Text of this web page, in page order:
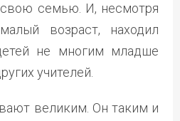
семью. И, несмотря
возраст, находил
не многим младше
учителей.
великим. Он таким и